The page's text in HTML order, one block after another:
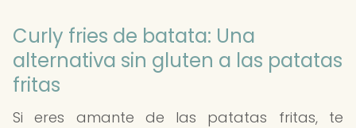
Curly fries de batata: Una
alternativa sin gluten a las patatas
fritas
Si eres amante de las patatas fritas, te